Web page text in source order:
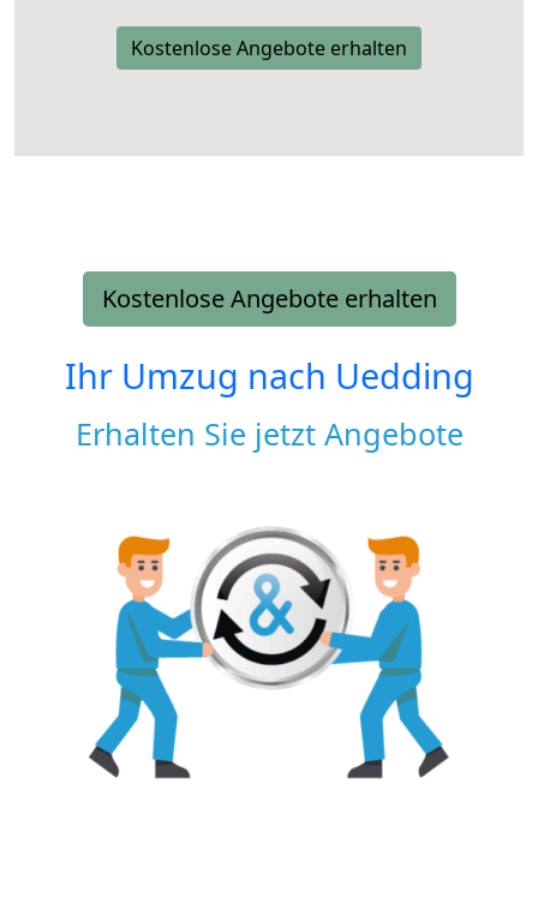
Kostenlose Angebote erhalten
Kostenlose Angebote erhalten
Ihr Umzug nach Uedding
Erhalten Sie jetzt Angebote